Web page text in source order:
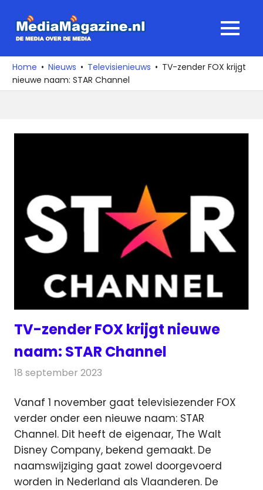
naar
media
over
de
MENU
Home Nieuws Televisienieuws
TV-zender FOX krijgt
nieuwe naam: STAR Channel
TV-zender FOX krijgt nieuwe
naam: STAR Channel
18 september 2023
Vanaf 1 november gaat televisiezender FOX
verder onder een nieuwe naam: STAR
Channel. Dit heeft de eigenaar, The Walt
Disney Company, bekend gemaakt. De
naamswijziging gaat zowel doorgevoerd
worden in Nederland als Vlaanderen. De